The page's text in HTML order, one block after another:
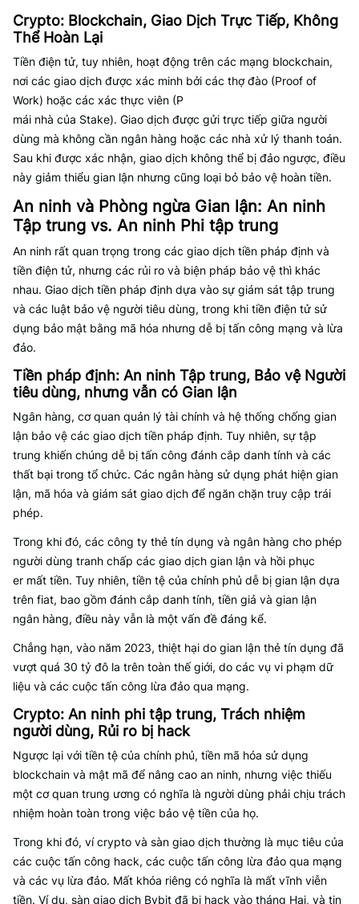
Crypto: Blockchain, Giao Dịch Trực Tiếp, Không
Thể Hoàn Lại
Tiền điện tử, tuy nhiên, hoạt động trên các mạng blockchain,
nơi các giao dịch được xác minh bởi các thợ đào (Proof of
Work) hoặc các xác thực viên (P
mái nhà của Stake). Giao dịch được gửi trực tiếp giữa người
dùng mà không cần ngân hàng hoặc các nhà xử lý thanh toán.
Sau khi được xác nhận, giao dịch không thể bị đảo ngược, điều
này giảm thiểu gian lận nhưng cũng loại bỏ bảo vệ hoàn tiền.
An ninh và Phòng ngừa Gian lận: An ninh
Tập trung vs. An ninh Phi tập trung
An ninh rất quan trọng trong các giao dịch tiền pháp định và
tiền điện tử, nhưng các rủi ro và biện pháp bảo vệ thì khác
nhau. Giao dịch tiền pháp định dựa vào sự giám sát tập trung
và các luật bảo vệ người tiêu dùng, trong khi tiền điện tử sử
dụng bảo mật bằng mã hóa nhưng dễ bị tấn công mạng và lừa
đảo.
Tiền pháp định: An ninh Tập trung, Bảo vệ Người
tiêu dùng, nhưng vẫn có Gian lận
Ngân hàng, cơ quan quản lý tài chính và hệ thống chống gian
lận bảo vệ các giao dịch tiền pháp định. Tuy nhiên, sự tập
trung khiến chúng dễ bị tấn công đánh cắp danh tính và các
thất bại trong tổ chức. Các ngân hàng sử dụng phát hiện gian
lận, mã hóa và giám sát giao dịch để ngăn chặn truy cập trái
phép.
Trong khi đó, các công ty thẻ tín dụng và ngân hàng cho phép
người dùng tranh chấp các giao dịch gian lận và hồi phục
er mất tiền. Tuy nhiên, tiền tệ của chính phủ dễ bị gian lận dựa
trên fiat, bao gồm đánh cắp danh tính, tiền giả và gian lận
ngân hàng, điều này vẫn là một vấn đề đáng kể.
Chẳng hạn, vào năm 2023, thiệt hại do gian lận thẻ tín dụng đã
vượt quá 30 tỷ đô la trên toàn thế giới, do các vụ vi phạm dữ
liệu và các cuộc tấn công lừa đảo qua mạng.
Crypto: An ninh phi tập trung, Trách nhiệm
người dùng, Rủi ro bị hack
Ngược lại với tiền tệ của chính phủ, tiền mã hóa sử dụng
blockchain và mật mã để nâng cao an ninh, nhưng việc thiếu
một cơ quan trung ương có nghĩa là người dùng phải chịu trách
nhiệm hoàn toàn trong việc bảo vệ tiền của họ.
Trong khi đó, ví crypto và sàn giao dịch thường là mục tiêu của
các cuộc tấn công hack, các cuộc tấn công lừa đảo qua mạng
và các vụ lừa đảo. Mất khóa riêng có nghĩa là mất vĩnh viễn
tiền. Ví dụ, sàn giao dịch Bybit đã bị hack vào tháng Hai, và tin